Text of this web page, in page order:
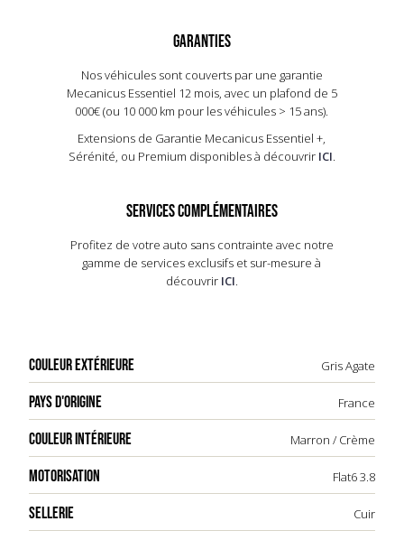
COULEUR EXTÉRIEURE Gris Agate
PAYS D'ORIGINE France
COULEUR INTÉRIEURE Marron / Crème
MOTORISATION Flat6 3.8
SELLERIE Cuir
GARANTIES
Nos véhicules sont couverts par une garantie
Mecanicus Essentiel 12 mois, avec un plafond de 5
000€ (ou 10 000 km pour les véhicules > 15 ans).​
Extensions de Garantie Mecanicus Essentiel +,
Sérénité, ou Premium disponibles à découvrir ICI.
SERVICES COMPLÉMENTAIRES
Profitez de votre auto sans contrainte avec notre
gamme de services exclusifs et sur-mesure à
découvrir ICI.